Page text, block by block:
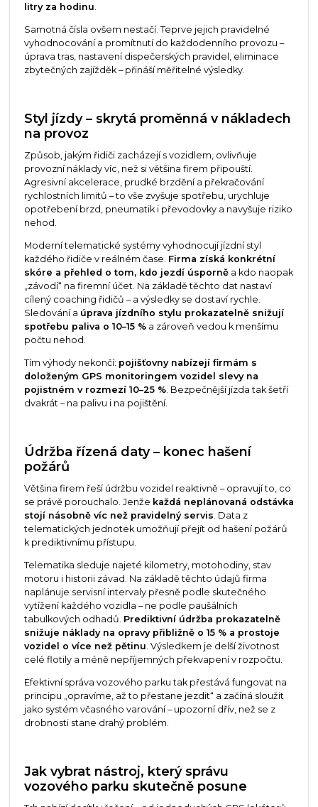
litry za hodinu
Samotná čísla ovšem nestačí. Teprve jejich pravidelné
vyhodnocování a promítnutí do každodenního provozu –
úprava tras, nastavení dispečerských pravidel, eliminace
zbytečných zajížděk – přináší měřitelné výsledky.
Styl jízdy – skrytá proměnná v nákladech
na provoz
Způsob, jakým řidiči zacházejí s vozidlem, ovlivňuje
provozní náklady víc, než si většina firem připouští.
Agresivní akcelerace, prudké brzdění a překračování
rychlostních limitů – to vše zvyšuje spotřebu, urychluje
opotřebení brzd, pneumatik i převodovky a navyšuje riziko
nehod.
Moderní telematické systémy vyhodnocují jízdní styl
každého řidiče v reálném čase. Firma získá konkrétní
skóre a přehled o tom, kdo jezdí úsporněa kdo naopak
„závodí“ na firemní účet. Na základě těchto dat nastaví
cílený coaching řidičů – a výsledky se dostaví rychle.
Sledování a úprava jízdního stylu prokazatelně snižují
spotřebu paliva o 10–15 %a zároveň vedou k menšímu
počtu nehod.
Tím výhody nekončí: pojišťovny nabízejí firmám s
doloženým GPS monitoringem vozidel slevy na
pojistném v rozmezí 10–25 %. Bezpečnější jízda tak šetří
dvakrát – na palivu i na pojištění.
Údržba řízená daty – konec hašení
požárů
Většina firem řeší údržbu vozidel reaktivně – opravují to, co
se právě porouchalo. Jenže každá neplánovaná odstávka
stojí násobně víc než pravidelný servis . Data z
telematických jednotek umožňují přejít od hašení požárů
k prediktivnímu přístupu.
Telematika sleduje najeté kilometry, motohodiny, stav
motoru i historii závad. Na základě těchto údajů firma
naplánuje servisní intervaly přesně podle skutečného
vytížení každého vozidla – ne podle paušálních
tabulkových odhadů. Prediktivní údržba prokazatelně
snižuje náklady na opravy přibližně o 15 % a prostoje
vozidel o více než pětinu . Výsledkem je delší životnost
celé flotily a méně nepříjemných překvapení v rozpočtu.
Efektivní správa vozového parku tak přestává fungovat na
principu „opravíme, až to přestane jezdit“ a začíná sloužit
jako systém včasného varování – upozorní dřív, než se z
drobnosti stane drahý problém.
Jak vybrat nástroj, který správu
vozového parku skutečně posune